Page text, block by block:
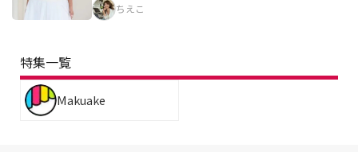
ちえこ
特集一覧
Makuake